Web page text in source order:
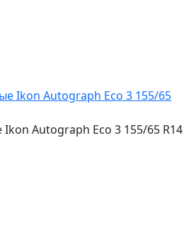
Autograph Eco 3 155/65 R14